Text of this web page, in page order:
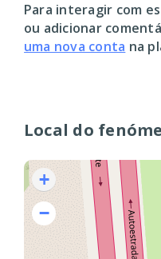
Local do
+
−
Para interagir com
ou adicionar
uma nova conta na